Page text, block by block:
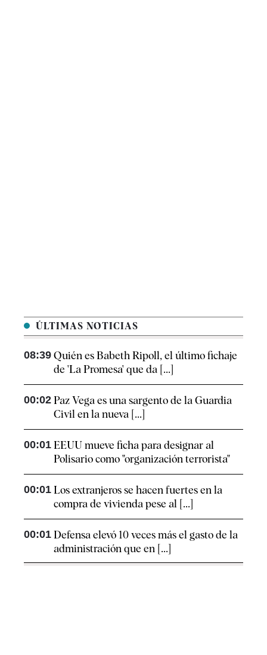
ÚLTIMAS NOTICIAS
08:39 Quién es Babeth Ripoll, el último fichaje
de 'La Promesa' que da [...]
00:02 Paz Vega es una sargento de la Guardia
Civil en la nueva [...]
00:01 EEUU mueve ficha para designar al
Polisario como "organización terrorista"
00:01 Los extranjeros se hacen fuertes en la
compra de vivienda pese al [...]
00:01 Defensa elevó 10 veces más el gasto de la
administración que en [...]